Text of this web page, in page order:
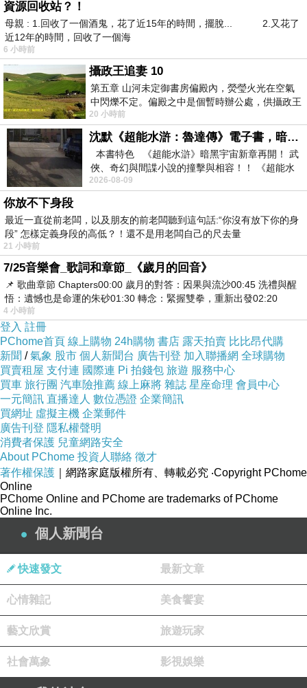
用方便
⊕◆時尚的外形,簡潔大方,商務休閒樣樣適合
《印象深刻3C》 FujiXerox 富士全錄CT350569
紅 環保碳粉匣
【Logitech羅技】K120 有線鍵盤USB 接頭
Transcend 創見 64G microSD 633X UHS-I
Class10 U3 記憶卡(95MB-s)
CANON MG2470 多功能複合機
日本TANITA十合一女性減重模式體組成計
BC750-咖啡
資源回收站？！
母親 : 1.回收了一個酒鬼，花了近15年的時間，擺脫... 2.又花了
近12年的時間，回收了一個海
6 小時前
攝政王追妻 10
第五章 山河未定御書房偏殿內，熒瑩火光在空氣
中閃爍不定。偏殿之中是個暫時辦公處，供攝政王
於皇宮內廷裡處理公務已然很多年。房內
20 小時前
沈默《超能水滸：魯達傳》電子書，暗黑宇宙新章，一一五年八月璀璨上架！
本書特色 《超能水滸》暗黑宇宙新章再開！ 武
俠、奇幻與間諜小說的撞擊與相容！！ 《超能水
滸》系列第四部
2026-08-09
你放不下身段
最近一直從前老闆，以及朋友的前老闆聽到這句話:“你沒有放下你的身
段” 怎樣定義身段的高低？！還不是用老闆自己的尺去量
21 小時前
7/25音樂會_歌詞和章節_《歲月的回音》
📌 歌曲章節 Chapters00:00​ 歲月的對答：因果與流沙00:45​ 洗禮與醒
悟：遺憾也是命運的朱砂01:30​ 轉念：緊握雙拳，重新出發02:20
4 小時前
登入 註冊
PChome首頁 線上購物 24h購物 書店 露天拍賣 比比昂代購
新聞 /氣象 股市 個人新聞台 廣告刊登 加入聯播網 全球購物
買賣租屋 支付連 國際連 Pi 拍錢包 旅遊 服務中心
買車 旅行團 汽車險推薦 線上麻將 雜誌 星座命理 會員中心
一元簡訊 直播達人 數位憑證 企業簡訊
買網址 虛擬主機 企業郵件
廣告刊登 隱私權聲明
消費者保護 兒童網路安全
About PChome 投資人聯絡 徵才
著作權保護 ｜網路家庭版權所有、轉載必究 ‧Copyright PChome
Online
PChome Online and PChome are trademarks of PChome
Online Inc.
個人新聞台
快速發文 最新文章
心情雜記 美食饗宴
藝文欣賞 旅遊玩家
社會萬象 影視娛樂